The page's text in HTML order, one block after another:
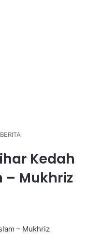
BERITA
Kedah
– Mukhriz
– Mukhriz